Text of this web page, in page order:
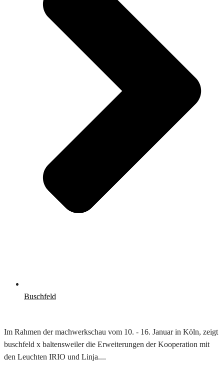
Buschfeld
Im Rahmen der machwerkschau vom 10. - 16. Januar in Köln, zeigt
buschfeld x baltensweiler die Erweiterungen der Kooperation mit
den Leuchten IRIO und Linja....